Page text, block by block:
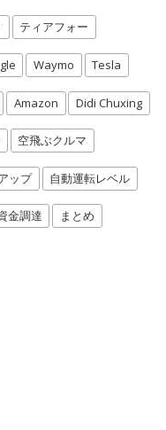
ティアフォー
Waymo Tesla
Amazon Didi Chuxing
空飛ぶクルマ
ップ 自動運転レベル
金調達 まとめ